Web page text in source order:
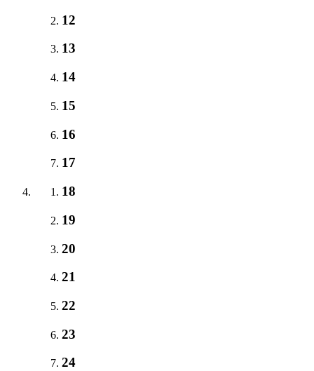
12
13
14
15
16
17
18
19
20
21
22
23
24